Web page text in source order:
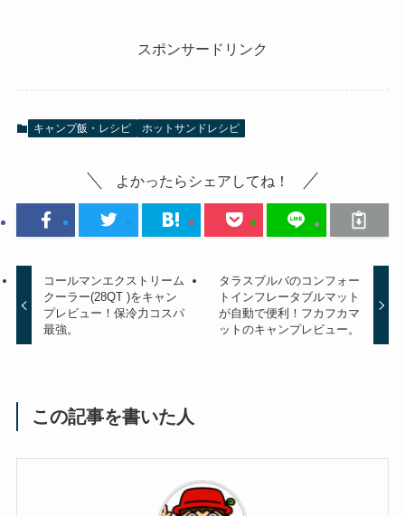
スポンサードリンク
キャンプ飯・レシピ ホットサンドレシピ
よかったらシェアしてね！
コールマンエクストリーム
クーラー(28QT )をキャン
プレビュー！保冷力コスパ
最強。
タラスブルバのコンフォー
トインフレータブルマット
が自動で便利！フカフカマ
ットのキャンプレビュー。
この記事を書いた人